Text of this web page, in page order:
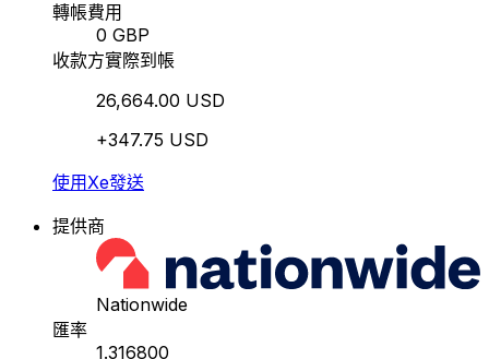
轉帳費用
0 GBP
收款方實際到帳
26,664.00 USD
+347.75 USD
使用Xe發送
提供商
Nationwide
匯率
1.316800